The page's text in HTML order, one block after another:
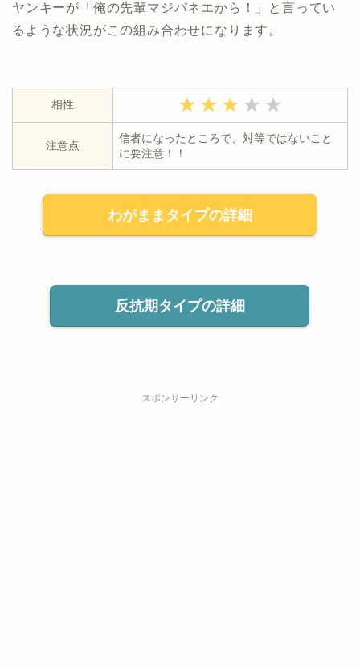
ヤンキーが「俺の先輩マジパネエから！」と言ってい
るような状況がこの組み合わせになります。
相性
注意点
信者になったところで、対等ではないこと
に要注意！！
わがままタイプの詳細
反抗期タイプの詳細
スポンサーリンク